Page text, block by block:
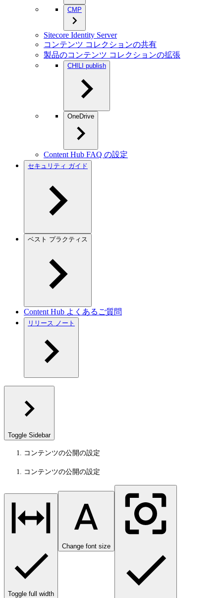
CMP
Sitecore Identity Server
コンテンツ コレクションの共有
製品のコンテンツ コレクションの拡張
CHILI publish
OneDrive
Content Hub FAQ の設定
セキュリティ ガイド
ベスト プラクティス
Content Hub よくあるご質問
リリース ノート
Toggle Sidebar
コンテンツの公開の設定
コンテンツの公開の設定
Toggle full width
Change font size